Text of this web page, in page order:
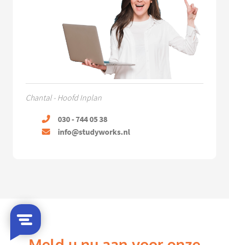
Chantal - Hoofd Inplan
030 - 744 05 38
info@studyworks.nl